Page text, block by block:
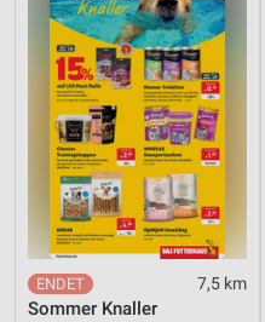
7,5 km
Sommer Knaller